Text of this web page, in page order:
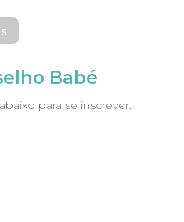
Babé
para se inscrever.